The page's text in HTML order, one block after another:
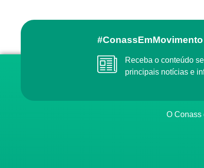
#ConassEmMovimento
Receba o conteúdo semanal do Conass com as
principais notícias e
O